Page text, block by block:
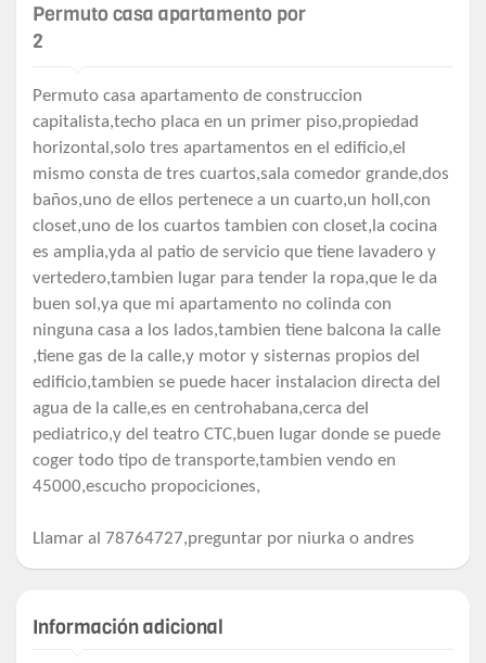
Permuto casa apartamento por
2
Permuto casa apartamento de construccion
capitalista,techo placa en un primer piso,propiedad
horizontal,solo tres apartamentos en el edificio,el
mismo consta de tres cuartos,sala comedor grande,dos
baños,uno de ellos pertenece a un cuarto,un holl,con
closet,uno de los cuartos tambien con closet,la cocina
es amplia,yda al patio de servicio que tiene lavadero y
vertedero,tambien lugar para tender la ropa,que le da
buen sol,ya que mi apartamento no colinda con
ninguna casa a los lados,tambien tiene balcona la calle
,tiene gas de la calle,y motor y sisternas propios del
edificio,tambien se puede hacer instalacion directa del
agua de la calle,es en centrohabana,cerca del
pediatrico,y del teatro CTC,buen lugar donde se puede
coger todo tipo de transporte,tambien vendo en
45000,escucho propociciones,
Llamar al 78764727,preguntar por niurka o andres
Información adicional